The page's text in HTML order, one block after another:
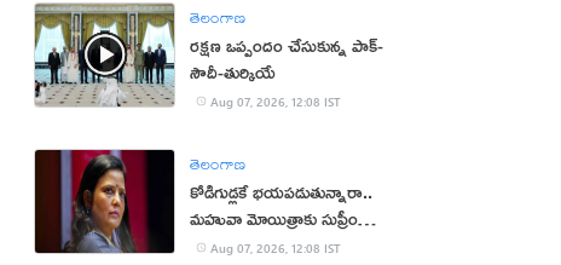
తెలంగాణ
రక్షణ ఒప్పందం చేసుకున్న పాక్‌-
సౌదీ-తుర్కియే
Aug 07, 2026, 12:08 IST
తెలంగాణ
కోడిగుడ్లకే భయపడుతున్నారా..
మహువా మోయిత్రాకు సుప్రీం
చురకలు
Aug 07, 2026, 12:08 IST